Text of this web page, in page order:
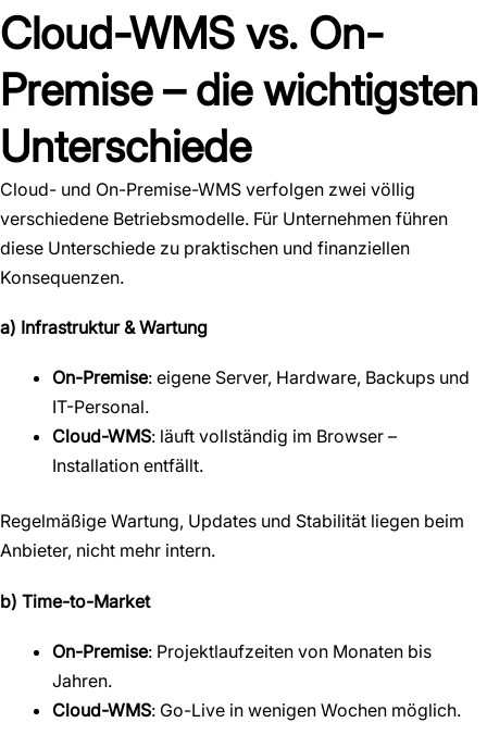
Cloud-WMS vs. On-
Premise – die wichtigsten
Unterschiede
Cloud- und On-Premise-WMS verfolgen zwei völlig
verschiedene Betriebsmodelle. Für Unternehmen führen
diese Unterschiede zu praktischen und finanziellen
Konsequenzen.
a) Infrastruktur & Wartung
On-Premise: eigene Server, Hardware, Backups und
IT-Personal.
Cloud-WMS: läuft vollständig im Browser –
Installation entfällt.
Regelmäßige Wartung, Updates und Stabilität liegen beim
Anbieter, nicht mehr intern.
b) Time-to-Market
On-Premise: Projektlaufzeiten von Monaten bis
Jahren.
Cloud-WMS: Go-Live in wenigen Wochen möglich.